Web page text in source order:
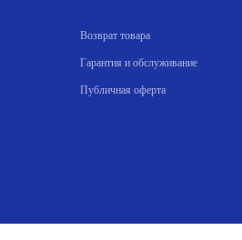
Возврат товара
Гарантия и обслуживание
Публичная оферта